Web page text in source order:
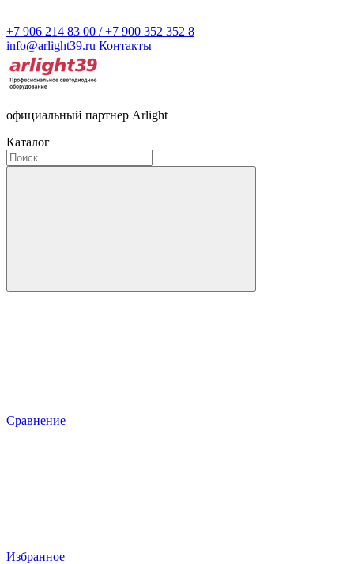
+7 906 214 83 00 / +7 900 352 352 8
info@arlight39.ru Контакты
официальный партнер Arlight
Каталог
Сравнение
Избранное